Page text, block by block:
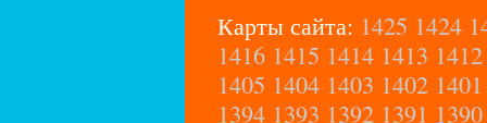
Карты сайта: 1425 1424
1416 1415 1414 1413 1412
1405 1404 1403 1402 1401
1394 1393 1392 1391 1390